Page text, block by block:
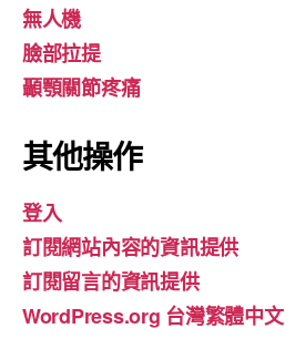
無人機
臉部拉提
顳顎關節疼痛
其他操作
登入
訂閱網站內容的資訊提供
訂閱留言的資訊提供
WordPress.org 台灣繁體中文